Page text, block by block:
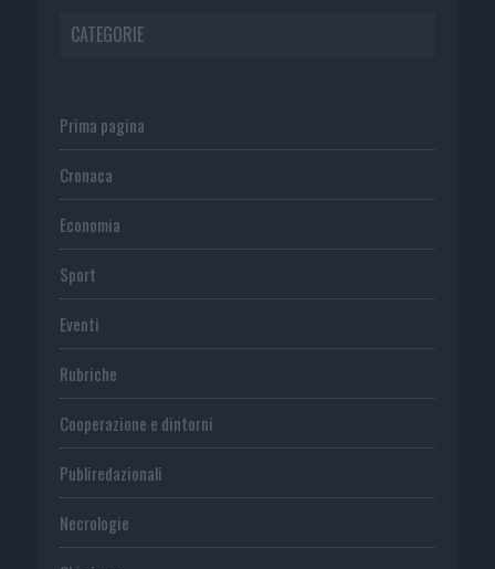
CATEGORIE
Prima pagina
Cronaca
Economia
Sport
Eventi
Rubriche
Cooperazione e dintorni
Publiredazionali
Necrologie